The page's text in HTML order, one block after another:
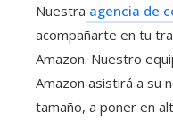
Nuestra agencia de
acompañarte en tu
Amazon. Nuestro
Amazon asistirá a su
tamaño, a poner en